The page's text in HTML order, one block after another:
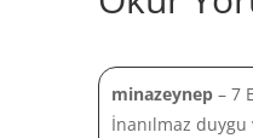
minazeynep – 7
İnanılmaz